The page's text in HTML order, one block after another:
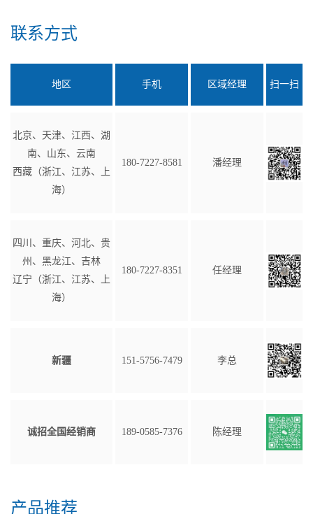
联系方式
地区 手机 区域经理 扫一扫
北京、天津、江西、湖
南、山东、云南
西藏（浙江、江苏、上
海）
180-7227-8581 潘经理
四川、重庆、河北、贵
州、黑龙江、吉林
辽宁（浙江、江苏、上
海）
180-7227-8351 任经理
新疆 151-5756-7479 李总
诚招全国经销商 189-0585-7376 陈经理
产品推荐